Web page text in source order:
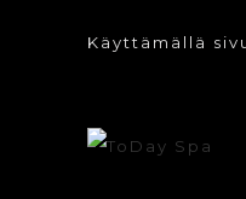
Käyttämällä